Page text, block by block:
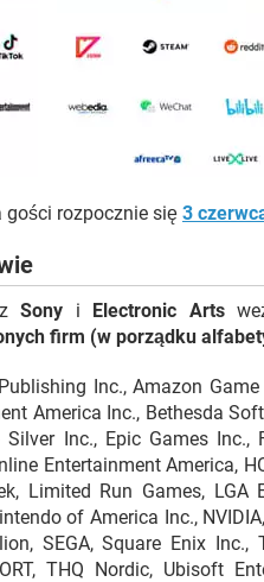
gości rozpocznie się 3
Sony i Electronic Arts
firm (w porządku
Inc., Amazon
America Inc., Bethesda
Silver Inc., Epic Games Inc.,
Entertainment America,
Limited Run Games, LGA
of America Inc.,
SEGA, Square Enix
THQ Nordic, Ubisoft